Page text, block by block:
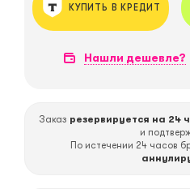
КУПИТЬ В КРЕДИТ
Нашли дешевле?
Заказ резервируется на 24
и
По истечении 24 часов